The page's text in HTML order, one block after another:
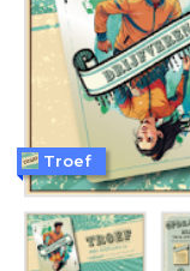
Troef